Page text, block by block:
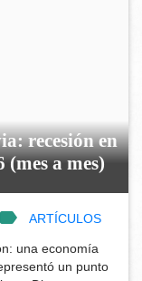
recesión en
(mes a mes)
ARTÍCULOS
una economía
un punto